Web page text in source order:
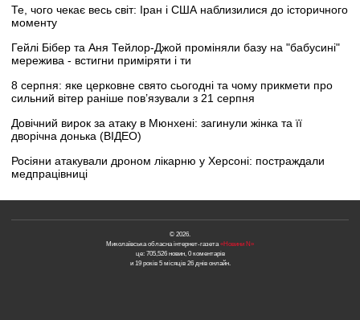
Те, чого чекає весь світ: Іран і США наблизилися до історичного
моменту
Гейлі Бібер та Аня Тейлор-Джой проміняли базу на "бабусині"
мережива - встигни приміряти і ти
8 серпня: яке церковне свято сьогодні та чому прикмети про
сильний вітер раніше пов’язували з 21 серпня
Довічний вирок за атаку в Мюнхені: загинули жінка та її
дворічна донька (ВІДЕО)
Росіяни атакували дроном лікарню у Херсоні: постраждали
медпрацівниці
© 2026.
Миколаївська обласна інтернет-газета«Новини N»
це: 705,526 новин, 0 коментарів
и 19 років 5 місяців 26 днів онлайн.